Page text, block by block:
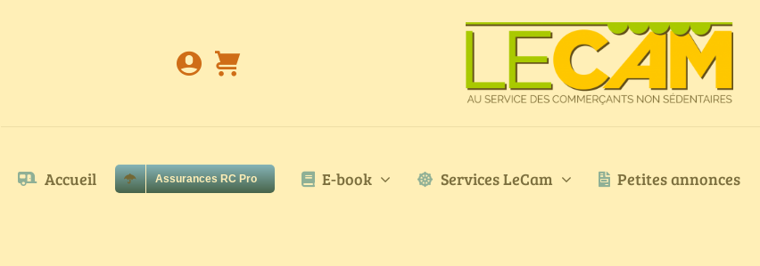
Accueil Assurances RC Pro E-book Services LeCam Petites annonces